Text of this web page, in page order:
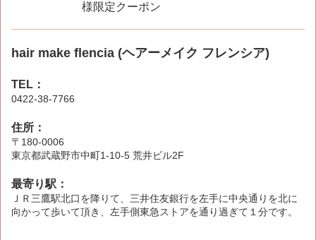
様限定クーポン
hair make flencia (ヘアーメイク フレンシア)
TEL：
0422-38-7766
住所：
〒180-0006
東京都武蔵野市中町1-10-5 荒井ビル2F
最寄り駅：
ＪＲ三鷹駅北口を降りて、三井住友銀行を左手に中央通りを北に
向かって歩いて頂き、左手側東急ストアを通り過ぎて１分です。